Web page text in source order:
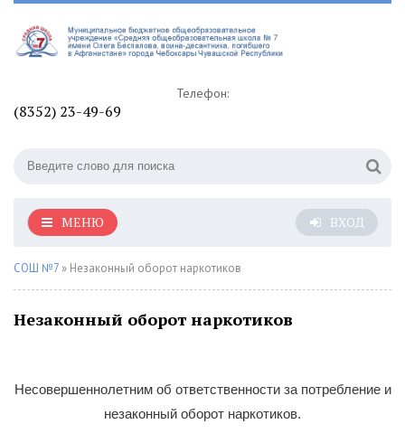
Телефон:
(8352) 23-49-69
ВХОД
МЕНЮ
СОШ №7 » Незаконный оборот наркотиков
Незаконный оборот наркотиков
Несовершеннолетним об ответственности за потребление и
незаконный оборот наркотиков.